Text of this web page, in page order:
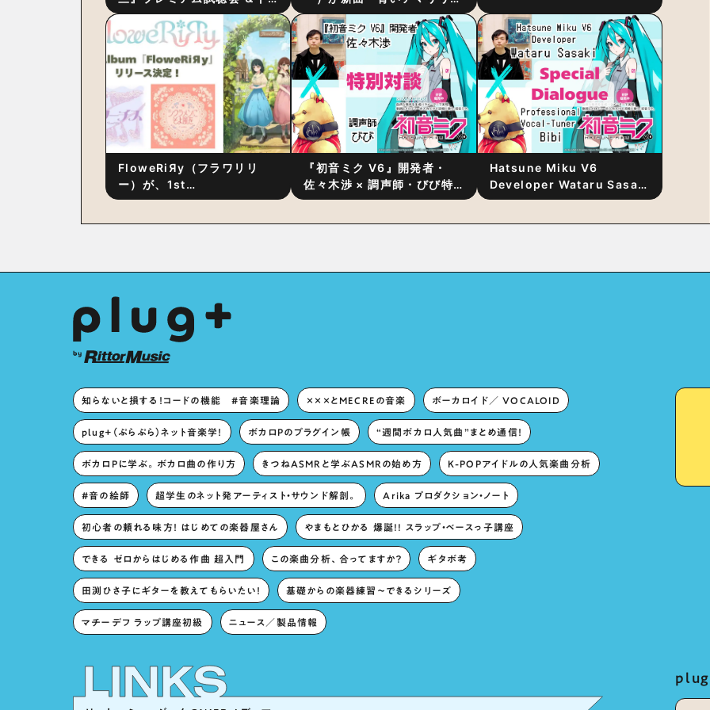
ーク・セッション 〜完成直
後の“ピュアな原音体験”と制
作秘話
ス』をリリース！1stアルバ
ム詳細も発表
FloweRiЯy（フラワリリ
ー）が、1st
Album『FloweRiЯy』を9
『初音ミク V6』開発者・
佐々木渉 × 調声師・びび特
別対談 〜豊かな歌声表現の
Hatsune Miku V6
Developer Wataru Sasaki
× Professional Vocal-
知らないと損する！コードの機能 #音楽理論 ×××とMECREの音楽 ボーカロイド／ VOCALOID
plug+（ぷらぷら）ネット音楽学！ ボカロPのプラグイン帳 “週間ボカロ人気曲”まとめ通信！
ボカロPに学ぶ。ボカロ曲の作り方 きつねASMRと学ぶASMRの始め方 K-POPアイドルの人気楽曲分析
#音の絵師 超学生のネット発アーティスト・サウンド解剖。 Arika プロダクション・ノート
初心者の頼れる味方！ はじめての楽器屋さん やまもとひかる 爆誕!! スラップ・ベースっ子講座
できる ゼロからはじめる作曲 超入門 この楽曲分析、合ってますか？ ギタボ考
田渕ひさ子にギターを教えてもらいたい！ 基礎からの楽器練習〜できるシリーズ
マチーデフ ラップ講座初級 ニュース／製品情報